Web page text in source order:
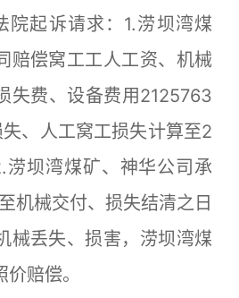
起诉请求：1.涝坝湾煤
赔偿窝工工人工资、机械
失费、设备费用2125763
、人工窝工损失计算至2
涝坝湾煤矿、神华公司承
机械交付、损失结清之日
械丢失、损害，涝坝湾煤
赔偿。